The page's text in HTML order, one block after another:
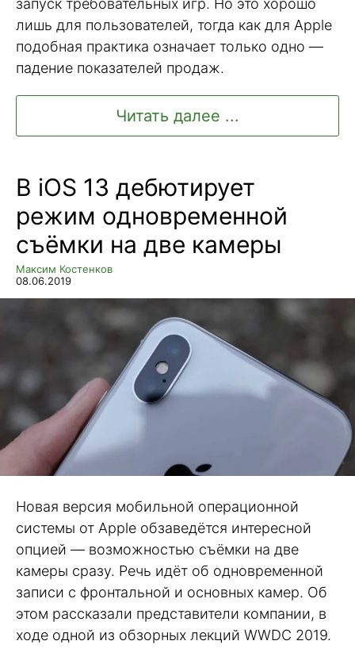
лишь для пользователей, тогда как для Apple
подобная практика означает только одно —
падение показателей продаж.
Читать далее ...
В iOS 13 дебютирует
режим одновременной
съёмки на две камеры
Максим Костенков
08.06.2019
Новая версия мобильной операционной
системы от Apple обзаведётся интересной
опцией — возможностью съёмки на две
камеры сразу. Речь идёт об одновременной
записи с фронтальной и основных камер. Об
этом рассказали представители компании, в
ходе одной из обзорных лекций WWDC 2019.